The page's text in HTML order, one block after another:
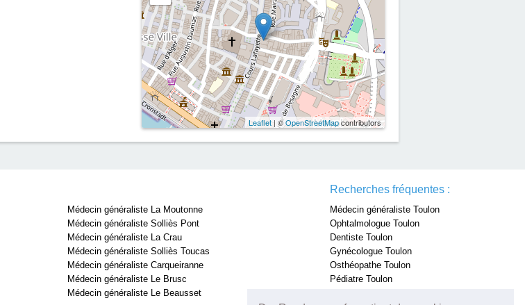
Leaflet | ©OpenStreetMapcontributors
Médecin généraliste La Moutonne
Médecin généraliste Solliès Pont
Médecin généraliste La Crau
Médecin généraliste Solliès Toucas
Médecin généraliste Carqueiranne
Médecin généraliste Le Brusc
Médecin généraliste Le Beausset
Recherches fréquentes :
Médecin généraliste Toulon
Ophtalmologue Toulon
Dentiste Toulon
Gynécologue Toulon
Osthéopathe Toulon
Pédiatre Toulon